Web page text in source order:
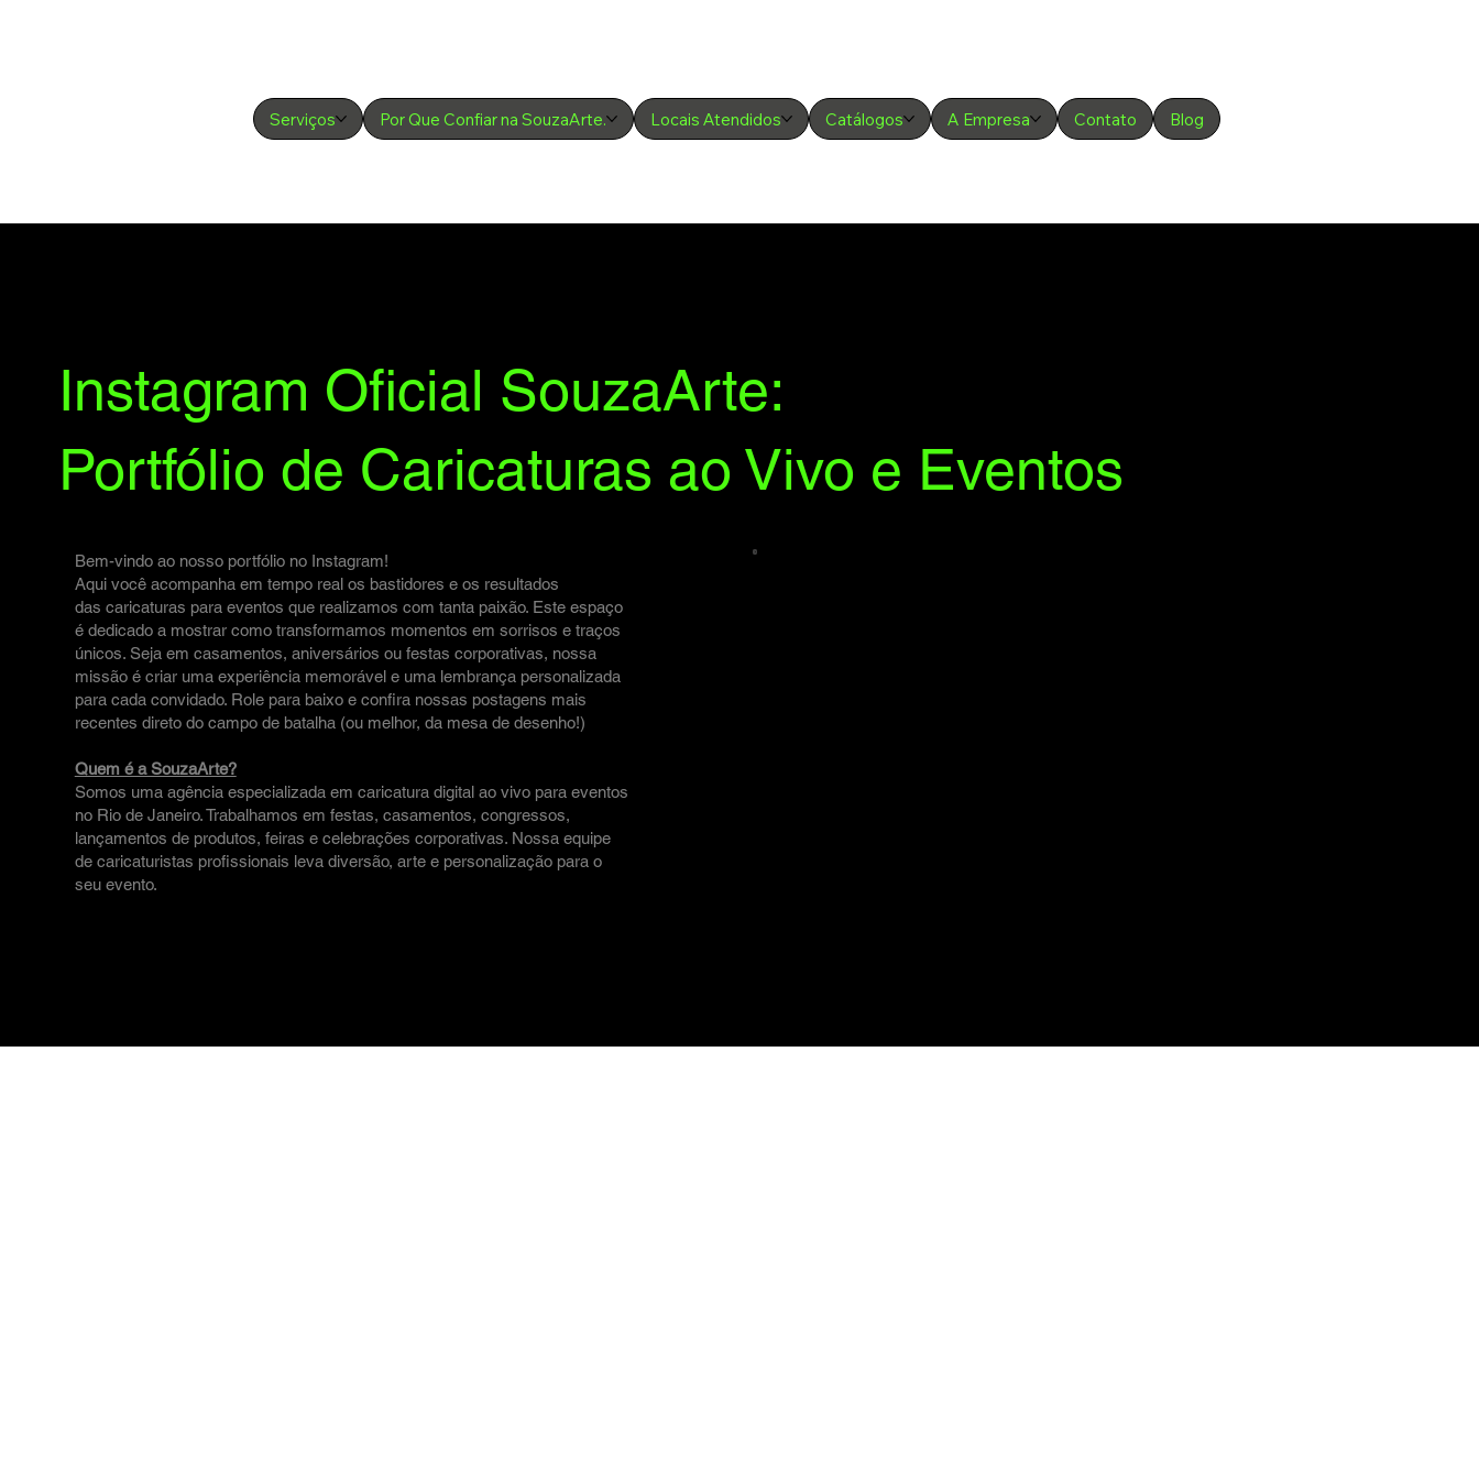
Serviços Por Que Confiar na SouzaArte. Locais Atendidos Catálogos A Empresa Contato Blog
Instagram Oficial SouzaArte:
Portfólio de Caricaturas ao Vivo e Eventos
Bem-vindo ao nosso portfólio no Instagram!
Aqui você acompanha em tempo real os bastidores e os resultados
das caricaturas para eventos que realizamos com tanta paixão. Este espaço
é dedicado a mostrar como transformamos momentos em sorrisos e traços
únicos. Seja em casamentos, aniversários ou festas corporativas, nossa
missão é criar uma experiência memorável e uma lembrança personalizada
para cada convidado. Role para baixo e confira nossas postagens mais
recentes direto do campo de batalha (ou melhor, da mesa de desenho!)
Quem é a SouzaArte?
Somos uma agência especializada em caricatura digital ao vivo para eventos
no Rio de Janeiro. Trabalhamos em festas, casamentos, congressos,
lançamentos de produtos, feiras e celebrações corporativas. Nossa equipe
de caricaturistas profissionais leva diversão, arte e personalização para o
seu evento.